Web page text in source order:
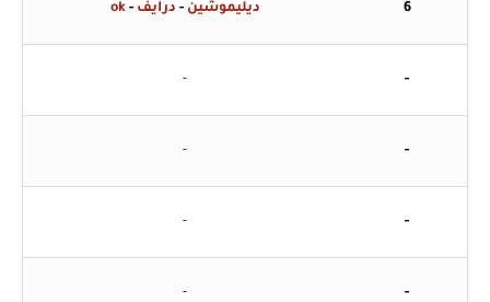
6 ديليموشين- درايف-
ok
-
-
-
-
-
-
-
-